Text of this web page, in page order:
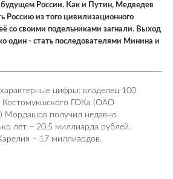
России. Как и Путин, Медведев
Россию из того цивилизационного
со своими подельниками загнали. Выход
один - стать последователями Минина и
цифры: владелец 100
Костомукшского ГОКа (ОАО
Мордашов получил недавно
лет – 20,5 миллиарда рублей.
– 17 миллиардов.